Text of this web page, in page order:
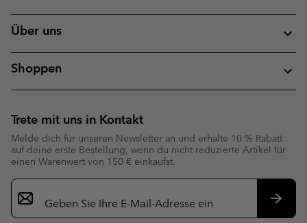
Über uns
Shoppen
Trete mit uns in Kontakt
Melde dich für unseren Newsletter an und erhalte 10 % Rabatt
auf deine erste Bestellung, wenn du nicht reduzierte Artikel für
einen Warenwert von 150 € einkaufst.
Newsletter-
Anmeldung